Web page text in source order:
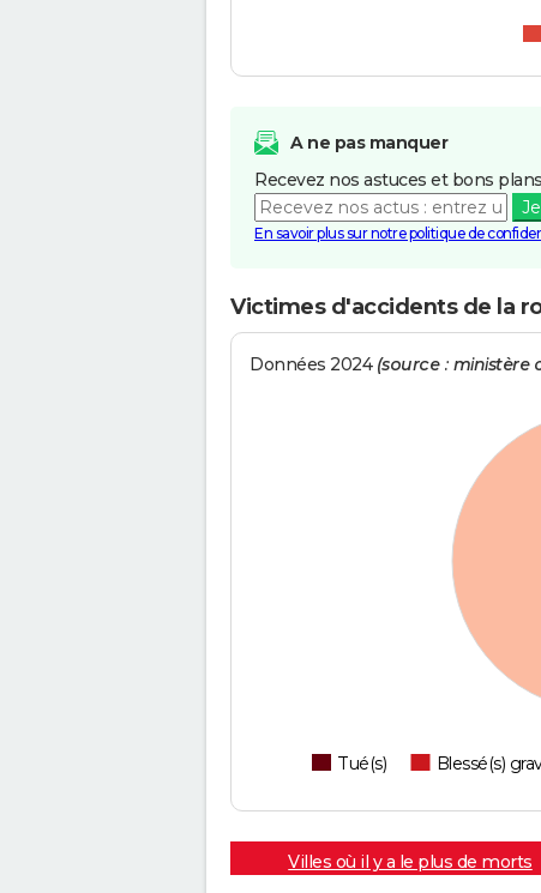
A ne pas manquer
Recevez nos astuces et bons
En savoir plus sur notre politique de
Victimes d'accidents de la
Données 2024 (source : ministère
Tué(s) Blessé(s)
Villes où il y a le plus de morts